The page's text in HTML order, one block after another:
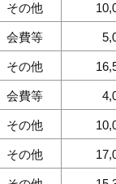
その他
会費等
その他
会費等
その他
その他